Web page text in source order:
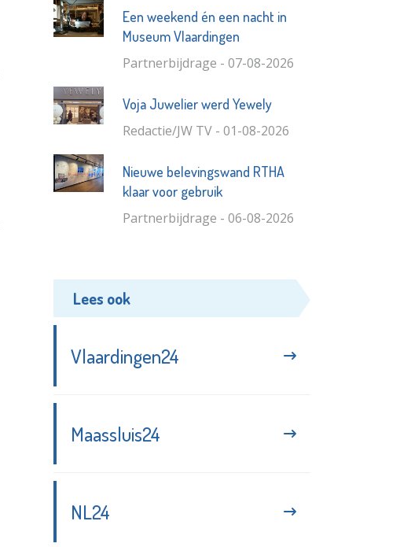
Een weekend én een nacht in
Museum Vlaardingen
Partnerbijdrage - 07-08-2026
Voja Juwelier werd Yewely
Redactie/JW TV - 01-08-2026
Nieuwe belevingswand RTHA
klaar voor gebruik
Partnerbijdrage - 06-08-2026
Lees ook
Vlaardingen24
Maassluis24
NL24